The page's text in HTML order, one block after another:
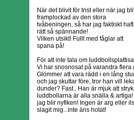
När det blivit för trist eller när jag
framplockad av den stora
tvåbeningen, så har jag faktiskt haft
rätt så spännande!
Vilken utsikt! Fullt med fåglar att
spana på!
För att inte tala om
Vi har snosnosat på varandra
Glömmer att vara rädd i en lång
och jag skuttar före, tror han vill
dunder? Fast.. Han är mjuk att
luddbollarna är alla snälla &
jag blir nyfiken! Ingen är arg eller
slagit mig...inte äns hotat!